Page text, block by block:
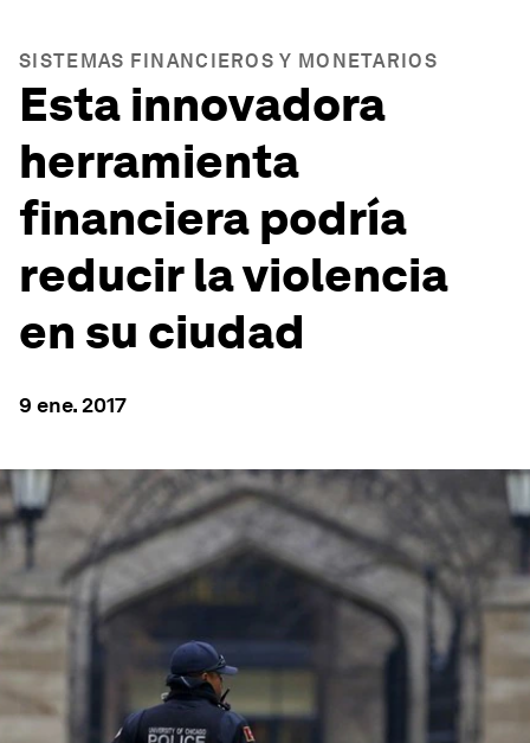
SISTEMAS FINANCIEROS Y MONETARIOS
Esta innovadora
herramienta
financiera podría
reducir la violencia
en su ciudad
9 ene. 2017